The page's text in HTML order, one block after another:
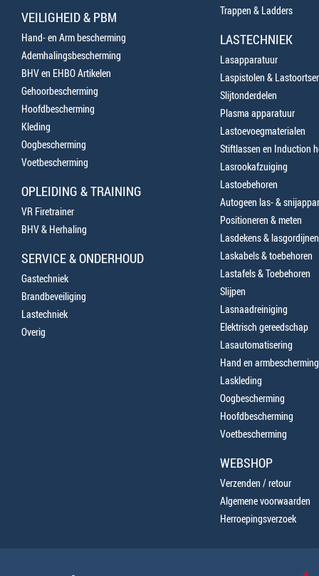
VEILIGHEID & PBM
Hand- en Arm bescherming
Ademhalingsbescherming
BHV en EHBO Artikelen
Gehoorbescherming
Hoofdbescherming
Kleding
Oogbescherming
Voetbescherming
OPLEIDING & TRAINING
VR Firetrainer
BHV & Herhaling
SERVICE & ONDERHOUD
Gastechniek
Brandbeveiliging
Lastechniek
Overig
Trappen & Ladders
LASTECHNIEK
Lasapparatuur
Laspistolen &
Slijtonderdelen
Plasma apparatuur
Lastoevoegmaterialen
Stiftlassen en Induction
Lasrookafzuiging
Lastoebehoren
Autogeen las- &
Positioneren & meten
Lasdekens & lasgordijnen
Laskabels & toebehoren
Lastafels & Toebehoren
Slijpen
Lasnaadreiniging
Elektrisch gereedschap
Lasautomatisering
Hand en armbescherming
Laskleding
Oogbescherming
Hoofdbescherming
Voetbescherming
WEBSHOP
Verzenden / retour
Algemene voorwaarden
Herroepingsverzoek